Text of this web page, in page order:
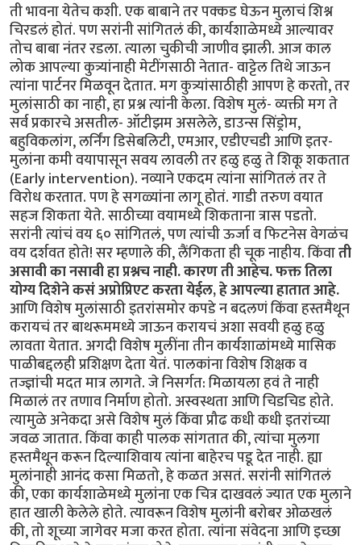
ती भावना येतेच कशी. एक बाबाने तर पक्कड घेऊन मुलाचं शिश्न
चिरडलं होतं. पण सरांनी सांगितलं की, कार्यशाळेमध्ये आल्यावर
तोच बाबा नंतर रडला. त्याला चुकीची जाणीव झाली. आज काल
लोक आपल्या कुत्र्यांनाही मेटींगसाठी नेतात- वाट्टेल तिथे जाऊन
त्यांना पार्टनर मिळवून देतात. मग कुत्र्यांसाठीही आपण हे करतो, तर
मुलांसाठी का नाही, हा प्रश्न त्यांनी केला. विशेष मुलं- व्यक्ती मग ते
सर्व प्रकारचे असतील- ऑटीझम असलेले, डाउन्स सिंड्रोम,
बहुविकलांग, लर्निंग डिसेबलिटी, एमआर, एडीएचडी आणि इतर-
मुलांना कमी वयापासून सवय लावली तर हळु हळु ते शिकू शकतात
(Early intervention). नव्याने एकदम त्यांना सांगितलं तर ते
विरोध करतात. पण हे सगळ्यांना लागू होतं. गाडी तरुण वयात
सहज शिकता येते. साठीच्या वयामध्ये शिकताना त्रास पडतो.
सरांनी त्यांचं वय ६० सांगितलं, पण त्यांची ऊर्जा व फिटनेस वेगळंच
वय दर्शवत होते! सर म्हणाले की, लैंगिकता ही चूक नाहीय. किंवाती
असावी का नसावी हा प्रश्नच नाही. कारण ती आहेच. फक्त तिला
योग्य दिशेने कसं अप्रोप्रिएट करता येईल, हे आपल्या हातात आहे.
आणि विशेष मुलांसाठी इतरांसमोर कपडे न बदलणं किंवा हस्तमैथून
करायचं तर बाथरूममध्ये जाऊन करायचं अशा सवयी हळु हळु
लावता येतात. अगदी विशेष मुलींना तीन कार्यशाळांमध्ये मासिक
पाळीबद्दलही प्रशिक्षण देता येतं. पालकांना विशेष शिक्षक व
तज्ज्ञांची मदत मात्र लागते. जे निसर्गत: मिळायला हवं ते नाही
मिळालं तर तणाव निर्माण होतो. अस्वस्थता आणि चिडचिड होते.
त्यामुळे अनेकदा असे विशेष मुलं किंवा प्रौढ कधी कधी इतरांच्या
जवळ जातात. किंवा काही पालक सांगतात की, त्यांचा मुलगा
हस्तमैथून करून दिल्याशिवाय त्यांना बाहेरच पडू देत नाही. ह्या
मुलांनाही आनंद कसा मिळतो, हे कळत असतं. सरांनी सांगितलं
की, एका कार्यशाळेमध्ये मुलांना एक चित्र दाखवलं ज्यात एक मुलाने
हात खाली केलेले होते. त्यावरून विशेष मुलांनी बरोबर ओळखलं
की, तो शूच्या जागेवर मजा करत होता. त्यांना संवेदना आणि इच्छा